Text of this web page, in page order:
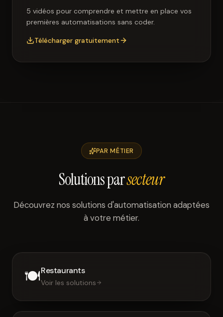
5 vidéos pour comprendre et mettre en place vos
premières automatisations sans coder.
Télécharger gratuitement
PAR MÉTIER
Solutions parsecteur
Découvrez nos solutions d'automatisation adaptées
à votre métier.
🍽️Restaurants
Voir les solutions